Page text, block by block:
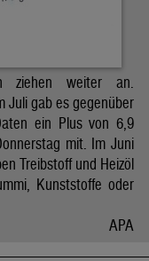
ziehen weiter an.
Juli gab es gegenüber
ein Plus von 6,9
mit. Im Juni
Treibstoff und Heizöl
Kunststoffe oder
APA